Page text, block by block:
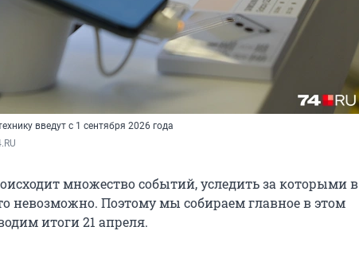
введут с 1 сентября 2026 года
множество событий, уследить за которыми в
невозможно. Поэтому мы собираем главное в этом
итоги 21 апреля.